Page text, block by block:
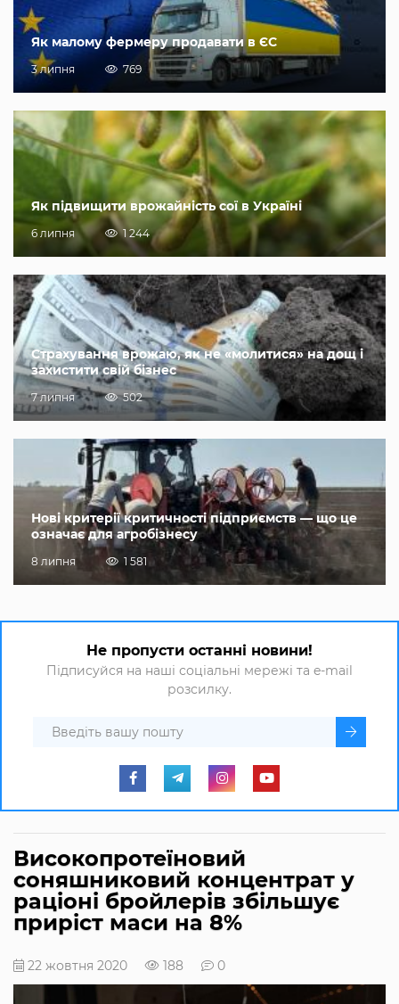
Як малому фермеру продавати в ЄС
3 липня 769
Як підвищити врожайність сої в Україні
6 липня 1 244
Страхування врожаю, як не «молитися» на дощ і
захистити свій бізнес
7 липня 502
Нові критерії критичності підприємств — що це
означає для агробізнесу
8 липня 1 581
Не пропусти останні новини!
Підписуйся на наші соціальні мережі та e-mail
розсилку.
Високопротеїновий
соняшниковий концентрат у
раціоні бройлерів збільшує
приріст маси на 8%
22 жовтня 2020 188 0